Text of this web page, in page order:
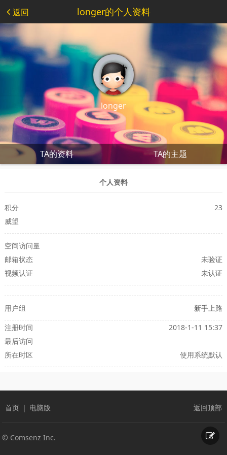
返回 longer的个人资料
longer
TA的资料 TA的主题
个人资料
积分
23
威望
空间访问量
邮箱状态
未验证
视频认证
未认证
用户组
新手上路
注册时间
2018-1-11 15:37
最后访问
所在时区
使用系统默认
首页 | 电脑版 返回顶部
© Comsenz Inc.